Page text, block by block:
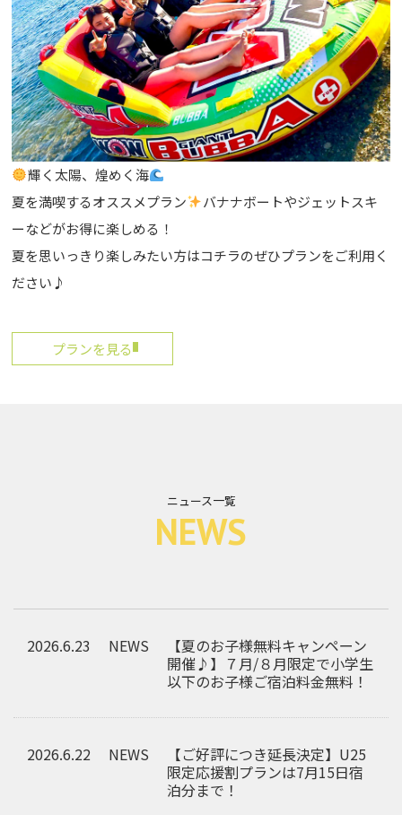
輝く太陽、煌めく海
夏を満喫するオススメプラン
バナナボートやジェットスキ
ーなどがお得に楽しめる！
夏を思いっきり楽しみたい方はコチラのぜひプランをご利用く
ださい♪
プランを見る
ニュース一覧
NEWS
2026.6.23 NEWS
【夏のお子様無料キャンペーン
開催♪】７月/８月限定で小学生
以下のお子様ご宿泊料金無料！
2026.6.22 NEWS
【ご好評につき延長決定】U25
限定応援割プランは7月15日宿
泊分まで！